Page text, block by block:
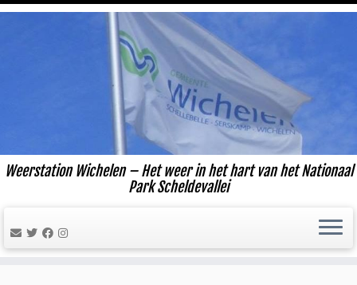
Ga
Weerstation Wichelen – Het weer in het hart van het Nationaal
Park Scheldevallei